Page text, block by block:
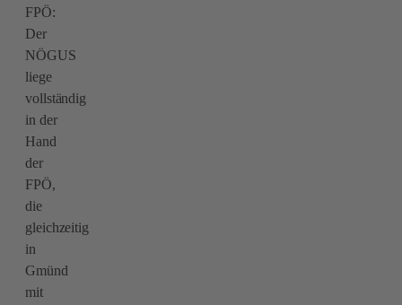
FPÖ:
Der
NÖGUS
liege
vollständig
in der
Hand
der
FPÖ,
die
gleichzeitig
in
Gmünd
mit